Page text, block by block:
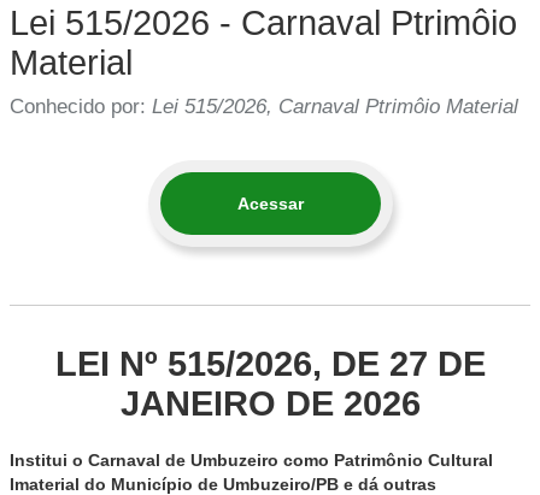
Lei 515/2026 - Carnaval Ptrimôio
Material
Conhecido por: Lei 515/2026, Carnaval Ptrimôio Material
Acessar
LEI Nº 515/2026, DE 27 DE
JANEIRO DE 2026
Institui o Carnaval de Umbuzeiro como Patrimônio Cultural
Imaterial do Município de Umbuzeiro/PB e dá outras